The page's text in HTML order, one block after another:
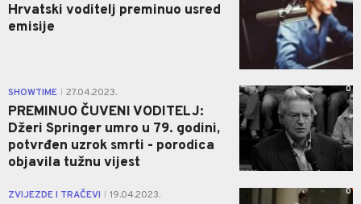
Hrvatski voditelj preminuo usred
emisije
SHOWTIME 27.04.2023.
PREMINUO ČUVENI VODITELJ:
Džeri Springer umro u 79. godini,
potvrđen uzrok smrti - porodica
objavila tužnu vijest
0
ZVIJEZDE I TRAČEVI 19.04.2023. 0